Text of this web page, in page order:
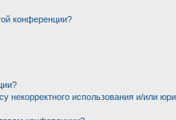
конференции?
некорректного использования и/или